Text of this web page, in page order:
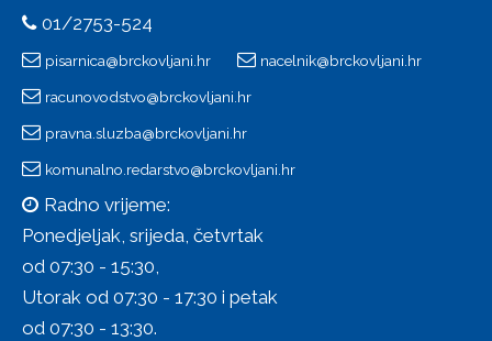
01/2753-524
pisarnica@brckovljani.hr nacelnik@brckovljani.hr
racunovodstvo@brckovljani.hr
pravna.sluzba@brckovljani.hr
komunalno.redarstvo@brckovljani.hr
Radno vrijeme:
Ponedjeljak, srijeda, četvrtak
od 07:30 - 15:30,
Utorak od 07:30 - 17:30 i petak
od 07:30 - 13:30.